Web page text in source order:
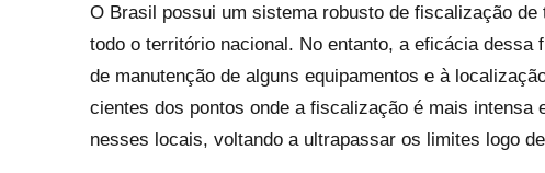
O Brasil possui um sistema robusto de fiscalização
todo o território nacional. No entanto, a eficácia
de manutenção de alguns equipamentos e à
cientes dos pontos onde a fiscalização é mais intensa
nesses locais, voltando a ultrapassar os limites logo